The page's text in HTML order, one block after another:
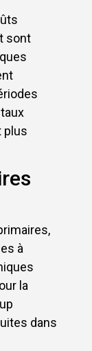
sont
plus
à
la
dans